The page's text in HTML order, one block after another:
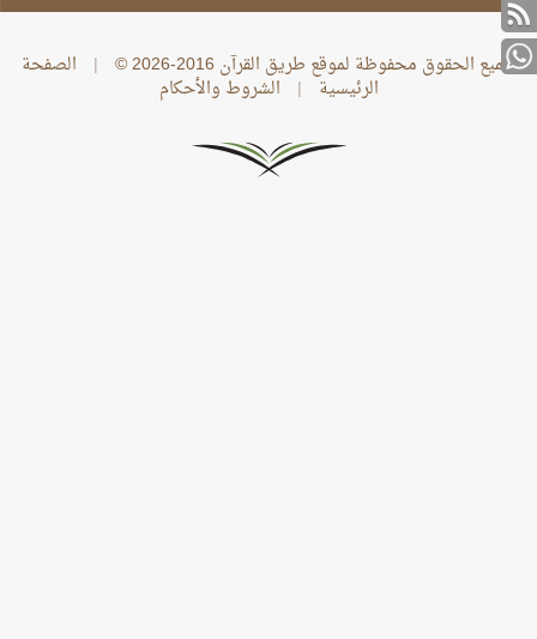
جميع الحقوق محفوظة لموقع طريق القرآن 2016-2026 © | الصفحة
الرئيسية | الشروط والأحكام